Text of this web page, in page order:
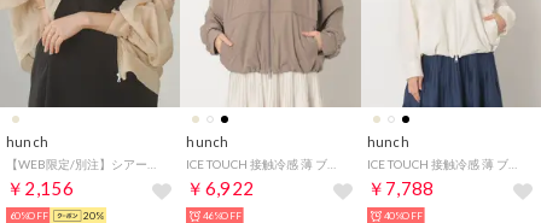
hunch
￥2,156
60%OFF 20%
hunch
￥6,922
46%OFF
hunch
ICE TOUCH 接触冷感 薄 ブルゾン （IVORY）
￥7,788
40%OFF